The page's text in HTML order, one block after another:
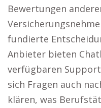
Bewertungen
fundierte
Anbieter bieten
verfügbaren
sich Fragen auch
klären, was